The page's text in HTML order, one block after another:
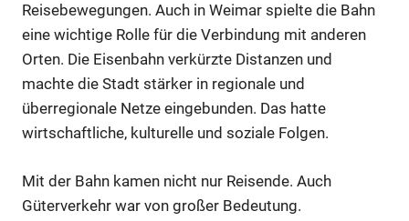
Reisebewegungen. Auch in Weimar spielte die Bahn
eine wichtige Rolle für die Verbindung mit anderen
Orten. Die Eisenbahn verkürzte Distanzen und
machte die Stadt stärker in regionale und
überregionale Netze eingebunden. Das hatte
wirtschaftliche, kulturelle und soziale Folgen.
Mit der Bahn kamen nicht nur Reisende. Auch
Güterverkehr war von großer Bedeutung.